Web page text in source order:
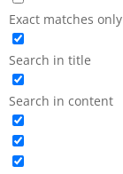
Exact matches only
Search in title
Search in content